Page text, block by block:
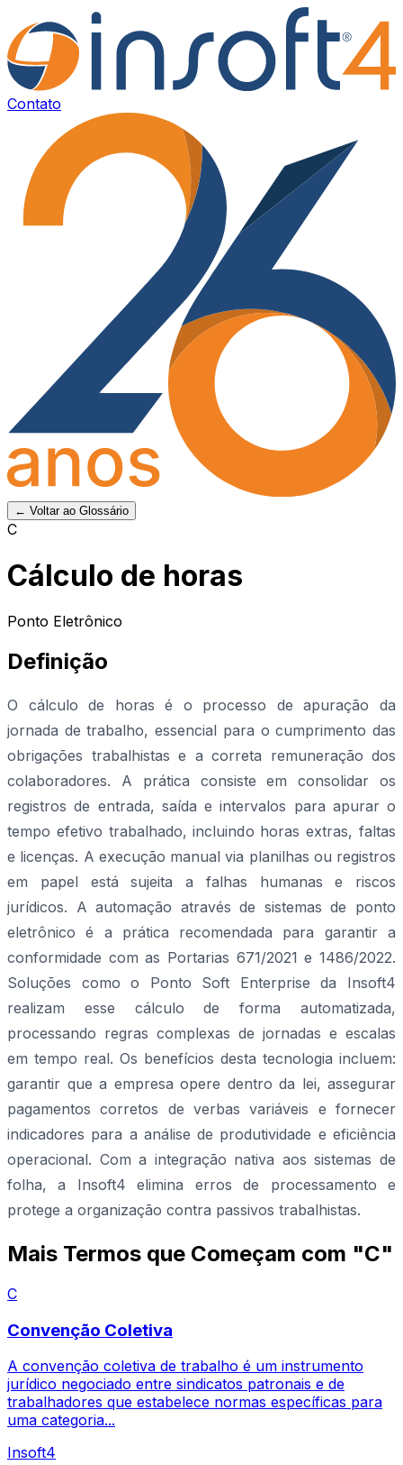
Contato
← Voltar ao Glossário
C
Cálculo de horas
Ponto Eletrônico
Definição
O cálculo de horas é o processo de apuração da
jornada de trabalho, essencial para o cumprimento das
obrigações trabalhistas e a correta remuneração dos
colaboradores. A prática consiste em consolidar os
registros de entrada, saída e intervalos para apurar o
tempo efetivo trabalhado, incluindo horas extras, faltas
e licenças. A execução manual via planilhas ou registros
em papel está sujeita a falhas humanas e riscos
jurídicos. A automação através de sistemas de ponto
eletrônico é a prática recomendada para garantir a
conformidade com as Portarias 671/2021 e 1486/2022.
Soluções como o Ponto Soft Enterprise da Insoft4
realizam esse cálculo de forma automatizada,
processando regras complexas de jornadas e escalas
em tempo real. Os benefícios desta tecnologia incluem:
garantir que a empresa opere dentro da lei, assegurar
pagamentos corretos de verbas variáveis e fornecer
indicadores para a análise de produtividade e eficiência
operacional. Com a integração nativa aos sistemas de
folha, a Insoft4 elimina erros de processamento e
protege a organização contra passivos trabalhistas.
Mais Termos que Começam com "C"
C
Convenção Coletiva
A convenção coletiva de trabalho é um instrumento
jurídico negociado entre sindicatos patronais e de
trabalhadores que estabelece normas específicas para
uma categoria...
Insoft4